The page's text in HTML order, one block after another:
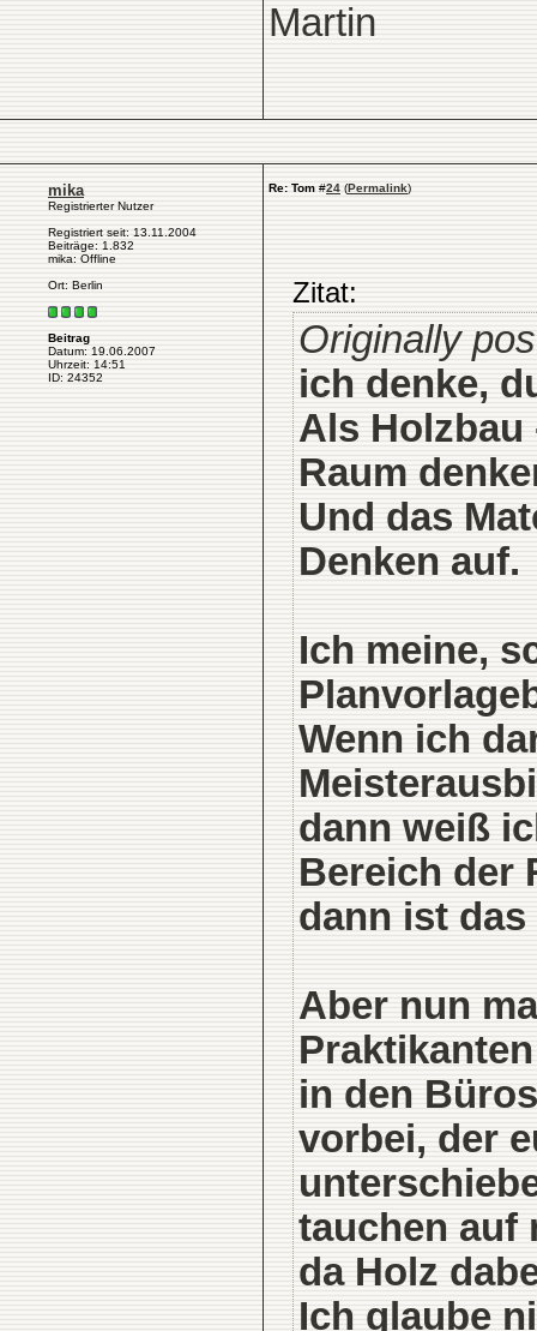
Martin
mika
Registrierter Nutzer
Registriert seit: 13.11.2004
Beiträge: 1.832
mika: Offline
Ort: Berlin
Beitrag
Datum: 19.06.2007
Uhrzeit: 14:51
ID: 24352
Re: Tom #24 (Permalink)
Zitat:
Originally
ich denke,
Als Holzbau
Raum
Und das
Denken auf.
Ich meine,
Wenn ich
dann weiß
Bereich der
dann ist
Aber nun
in den
vorbei, der
tauchen auf
da Holz
Ich glaube